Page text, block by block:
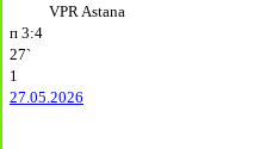
VPR Astana
п 3:4
27`
1
27.05.2026